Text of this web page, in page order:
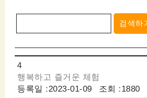
검색하
4
행복하고 즐거운 체험
등록일 :2023-01-09 조회 :1880